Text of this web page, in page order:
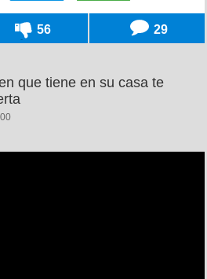
56 29
que tiene en su casa te